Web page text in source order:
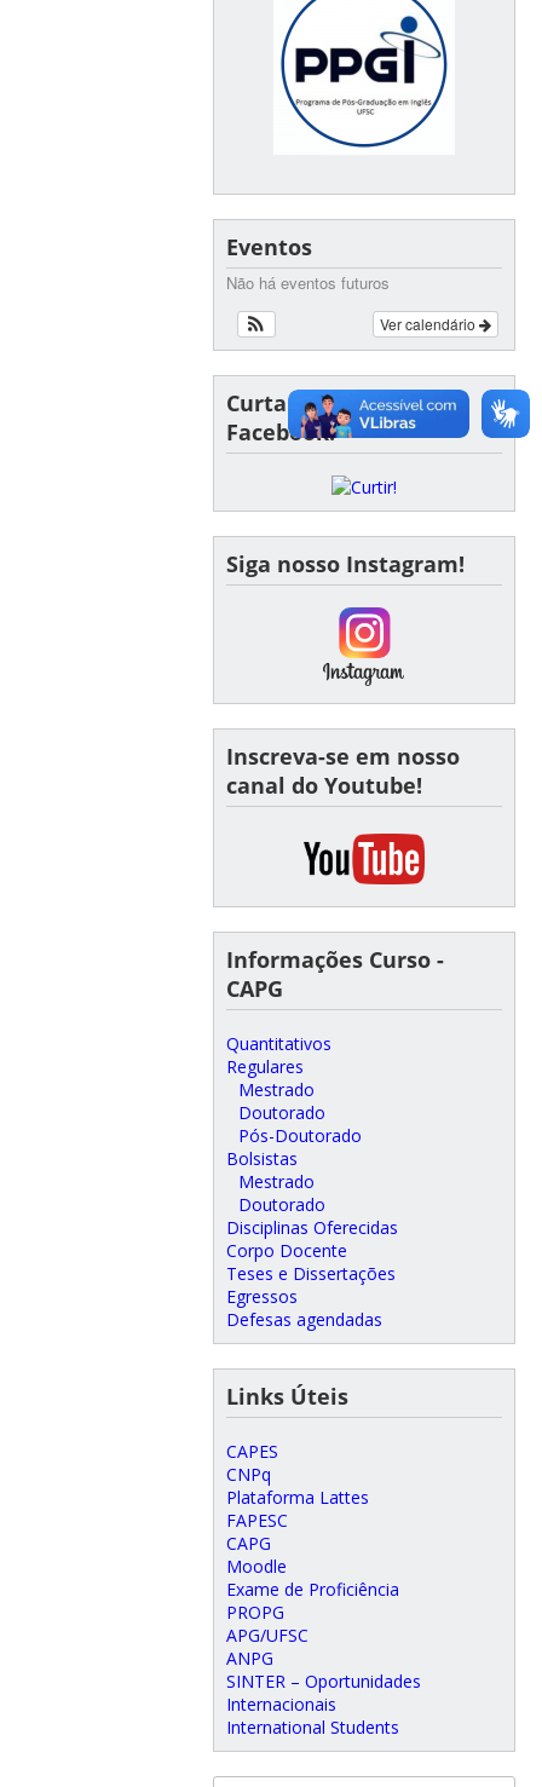
Eventos
Não há eventos futuros
Ver calendário
Curta nossa página no
Facebook!
Siga nosso Instagram!
Inscreva-se em nosso
canal do Youtube!
Informações Curso -
CAPG
Quantitativos
Regulares
Mestrado
Doutorado
Pós-Doutorado
Bolsistas
Mestrado
Doutorado
Disciplinas Oferecidas
Corpo Docente
Teses e Dissertações
Egressos
Defesas agendadas
Links Úteis
CAPES
CNPq
Plataforma Lattes
FAPESC
CAPG
Moodle
Exame de Proficiência
PROPG
APG/UFSC
ANPG
SINTER – Oportunidades
Internacionais
International Students